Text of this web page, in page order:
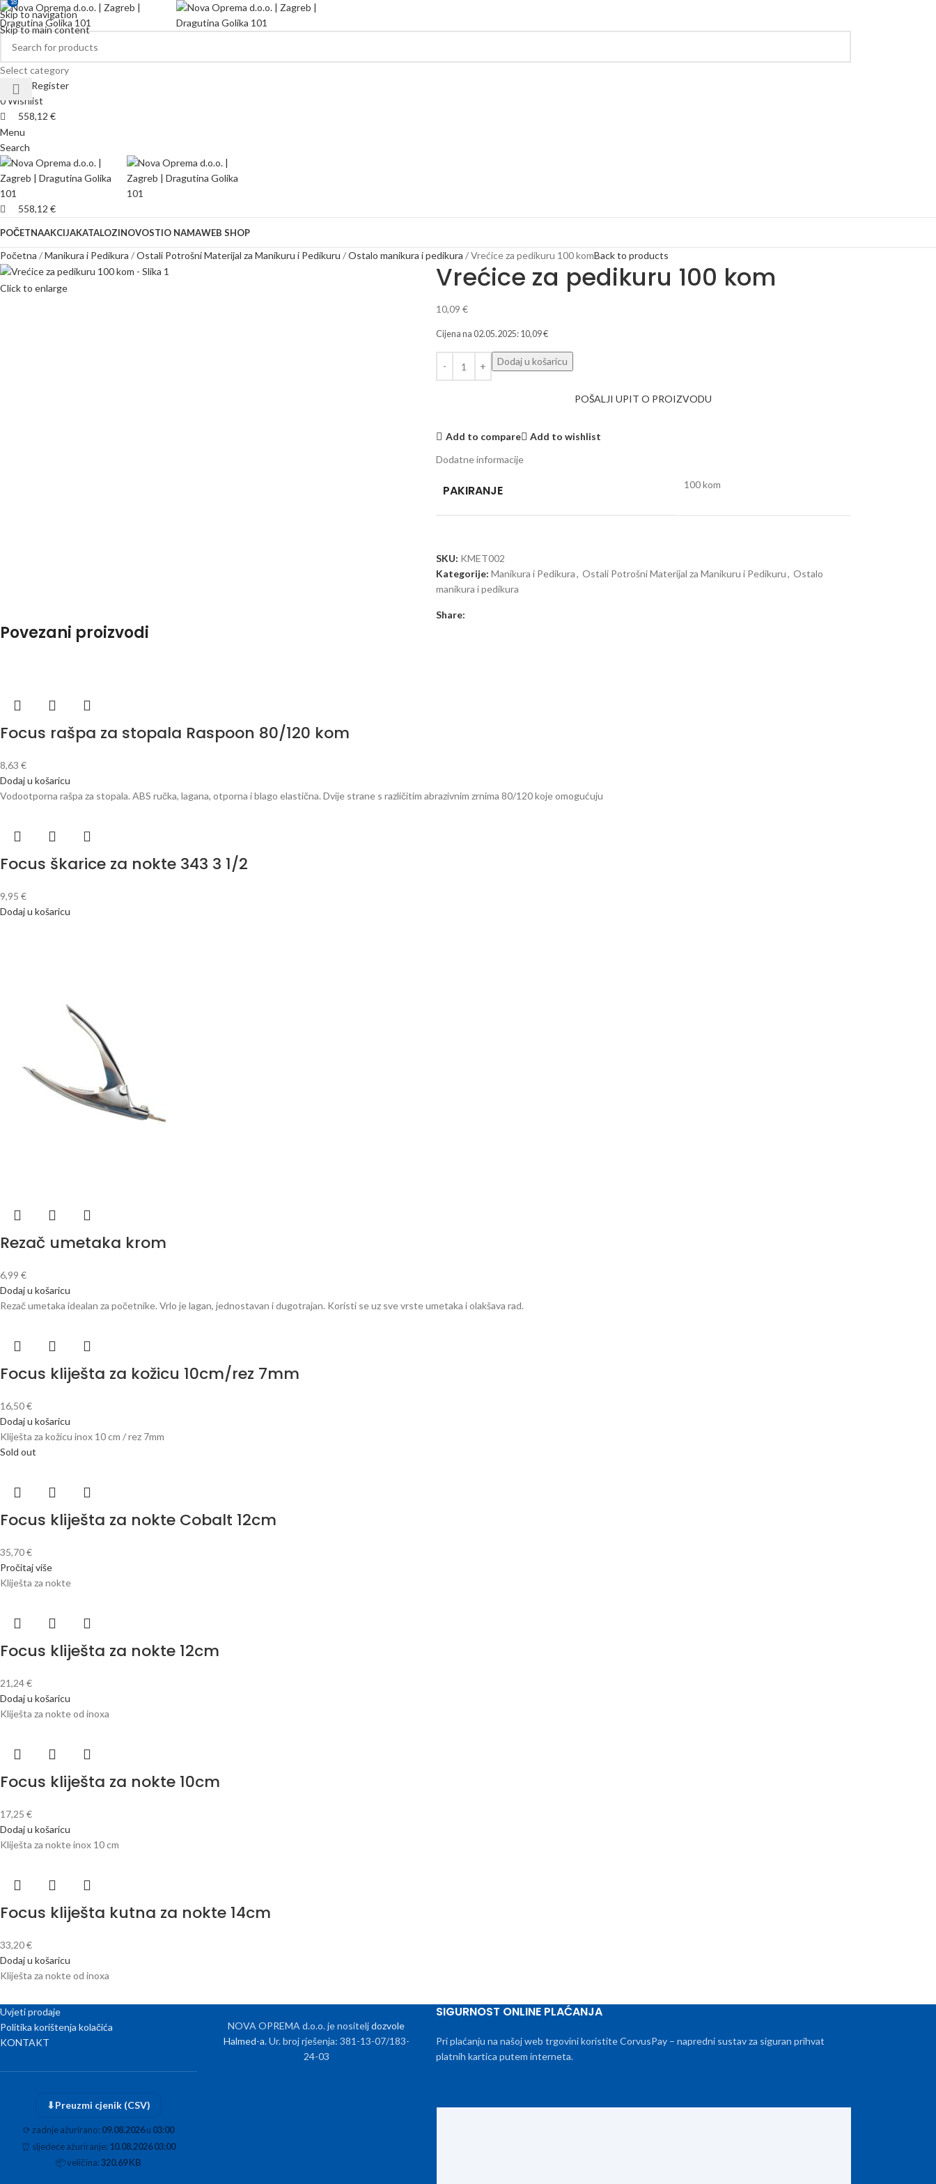
Skip to navigation
Skip to main content
Select category
Login / Register
0 Wishlist
18
558,12 €
Menu
Search
18
558,12 €
POČETNAAKCIJAKATALOZINOVOSTIO NAMAWEB SHOP
Početna Manikura i Pedikura Ostali Potrošni Materijal za Manikuru i Pedikuru Ostalo manikura i pedikura Vrećice za pedikuru 100 komBack to products
Click to enlarge Vrećice za pedikuru 100 kom
10,09 €
Cijena na 02.05.2025: 10,09€
Dodaj u košaricu
POŠALJI UPIT O PROIZVODU
Add to compare
Add to wishlist
Dodatne informacije
PAKIRANJE 100 kom
SKU: KMET002
Kategorije: Manikura i Pedikura, Ostali Potrošni Materijal za Manikuru i Pedikuru, Ostalo
manikura i pedikura
Share:
Povezani proizvodi
Focus rašpa za stopala Raspoon 80/120 kom
8,63 €
Dodaj u košaricu
Vodootporna rašpa za stopala. ABS ručka, lagana, otporna i blago elastična. Dvije strane s različitim abrazivnim zrnima 80/120 koje omogućuju
Focus škarice za nokte 343 3 1/2
9,95 €
Dodaj u košaricu
Rezač umetaka krom
6,99 €
Dodaj u košaricu
Rezač umetaka idealan za početnike. Vrlo je lagan, jednostavan i dugotrajan. Koristi se uz sve vrste umetaka i olakšava rad.
Focus kliješta za kožicu 10cm/rez 7mm
16,50€
Dodaj u košaricu
Kliješta za kožicu inox 10 cm / rez 7mm
Sold out
Focus kliješta za nokte Cobalt 12cm
35,70€
Pročitaj više
Kliješta za nokte
Focus kliješta za nokte 12cm
21,24€
Dodaj u košaricu
Kliješta za nokte od inoxa
Focus kliješta za nokte 10cm
17,25 €
Dodaj u košaricu
Kliješta za nokte inox 10 cm
Focus kliješta kutna za nokte 14cm
33,20€
Dodaj u košaricu
Kliješta za nokte od inoxa
Uvjeti prodaje
Politika korištenja kolačića
KONTAKT
⬇Preuzmi cjenik (CSV)
⟳zadnje ažurirano:09.08.2026u 03:00
⏰ sljedeće ažuriranje:10.08.2026 03:00
📦veličina:320.69 KB
NOVA OPREMA d.o.o. je nositeljdozvole
Halmed-a. Ur. broj rješenja: 381-13-07/183-
24-03
SIGURNOST ONLINE PLAĆANJA
Pri plaćanju na našoj web trgovini koristite CorvusPay – napredni sustav za siguran prihvat
platnih kartica putem interneta.